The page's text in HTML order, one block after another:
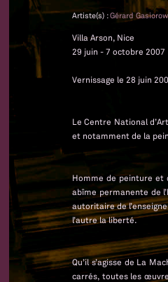
Artiste(s) :Gérard
Villa Arson, Nice
29 juin - 7 octobre 2007
Vernissage le 28 juin
Le Centre National
et notamment de la
Homme de peinture et
abîme permanente de
autoritaire de
l’autre la liberté.
Qu’il s’agisse de La
carrés, toutes les